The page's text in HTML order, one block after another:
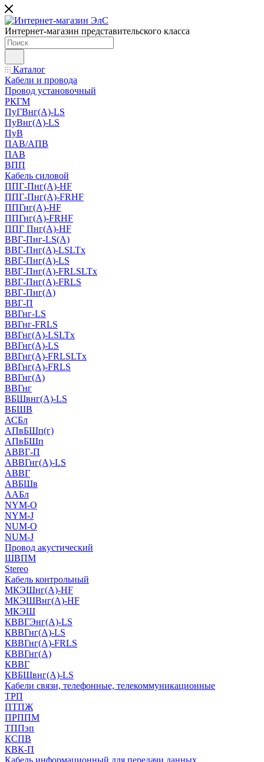
Интернет-магазин представительского класса
Каталог
Кабели и провода
Провод установочный
РКГМ
ПуГВнг(А)-LS
ПуВнг(А)-LS
ПуВ
ПАВ/АПВ
ПАВ
ВПП
Кабель силовой
ППГ-Пнг(А)-HF
ППГ-Пнг(А)-FRHF
ППГнг(А)-HF
ППГнг(А)-FRHF
ППГ Пнг(А)-HF
ВВГ-Пнг-LS(А)
ВВГ-Пнг(А)-LSLTx
ВВГ-Пнг(А)-LS
ВВГ-Пнг(А)-FRLSLTx
ВВГ-Пнг(А)-FRLS
ВВГ-Пнг(А)
ВВГ-П
ВВГнг-LS
ВВГнг-FRLS
ВВГнг(А)-LSLTx
ВВГнг(А)-LS
ВВГнг(А)-FRLSLTx
ВВГнг(А)-FRLS
ВВГнг(А)
ВВГнг
ВБШвнг(А)-LS
ВБШВ
АСБл
АПвБШп(г)
АПвБШп
АВВГ-П
АВВГнг(А)-LS
АВВГ
АВБШв
ААБл
NYM-O
NYM-J
NUM-О
NUM-J
Провод акустический
ШВПМ
Stereo
Кабель контрольный
МКЭШнг(A)-HF
МКЭШВнг(А)-HF
МКЭШ
КВВГЭнг(А)-LS
КВВГнг(А)-LS
КВВГнг(А)-FRLS
КВВГнг(А)
КВВГ
КВБШвнг(А)-LS
Кабели связи, телефонные, телекоммуникационные
ТРП
ПТПЖ
ПРППМ
ТППэп
КСПВ
КВК-П
Кабель информационный для передачи данных,